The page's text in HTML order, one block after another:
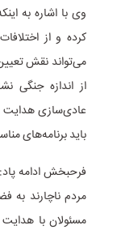
وی با اشاره به
کرده و از
می‌تواند نقش
از اندازه جنگی
عادی‌سازی هدایت
باید برنامه‌های
فرحبخش ادامه
مردم ناچارند به
مسئولان با